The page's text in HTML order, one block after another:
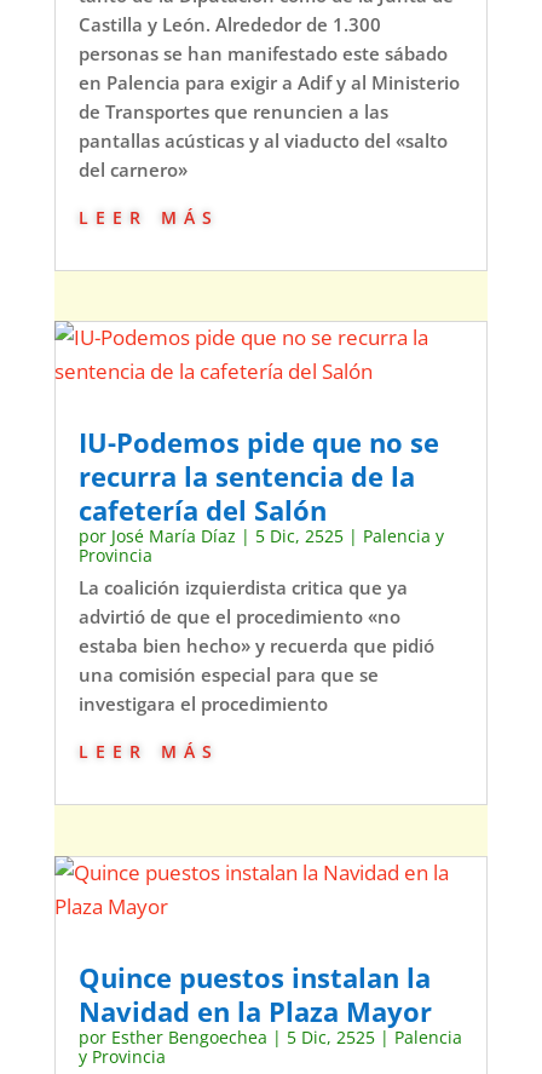
Castilla y León. Alrededor de 1.300
personas se han manifestado este sábado
en Palencia para exigir a Adif y al Ministerio
de Transportes que renuncien a las
pantallas acústicas y al viaducto del «salto
del carnero»
leer más
IU-Podemos pide que no se
recurra la sentencia de la
cafetería del Salón
por José María Díaz | 5 Dic, 2525| Palencia y
Provincia
La coalición izquierdista critica que ya
advirtió de que el procedimiento «no
estaba bien hecho» y recuerda que pidió
una comisión especial para que se
investigara el procedimiento
leer más
Quince puestos instalan la
Navidad en la Plaza Mayor
por Esther Bengoechea | 5 Dic, 2525| Palencia
y Provincia